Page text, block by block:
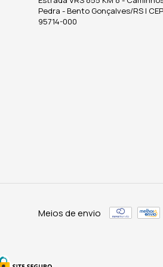
Pedra - Bento Gonçalves/RS |
95714-000
Meios de envio